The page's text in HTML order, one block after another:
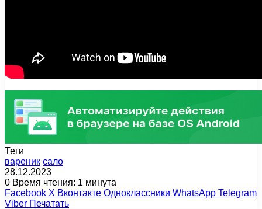
Теги
вареник сало
28.12.2023
0 Время чтения: 1 минута
Facebook X Вконтакте Одноклассники WhatsApp Telegram
Viber Печатать